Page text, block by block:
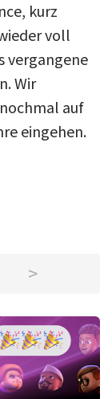
kurz
voll
vergangene
Wir
auf
eingehen.
>